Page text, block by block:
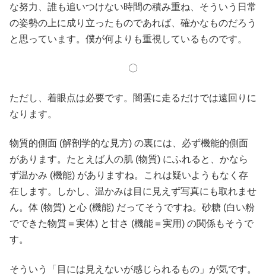
な努力、誰も追いつけない時間の積み重ね、そういう日常
の姿勢の上に成り立ったものであれば、確かなものだろう
と思っています。僕が何よりも重視しているものです。
〇
ただし、着眼点は必要です。闇雲に走るだけでは遠回りに
なります。
物質的側面 (解剖学的な見方) の裏には、必ず機能的側面
があります。たとえば人の肌 (物質) にふれると、かなら
ず温かみ (機能) がありますね。これは疑いようもなく存
在します。しかし、温かみは目に見えず写真にも取れませ
ん。体 (物質) と心 (機能) だってそうですね。砂糖 (白い粉
でできた物質＝実体) と甘さ (機能＝実用) の関係もそうで
す。
そういう「目には見えないが感じられるもの」が気です。